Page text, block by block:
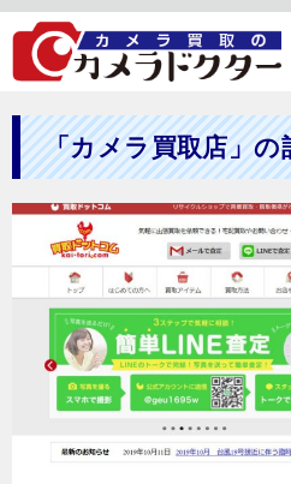
「カメラ買取店」の